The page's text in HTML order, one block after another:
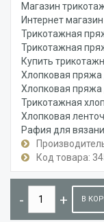
Магазин
Интернет
Трикотажная
Трикотажная
Купить
Хлопковая пряжа
Хлопковая
Трикотажная
Хлопковая
Рафия для
Код товара:
В